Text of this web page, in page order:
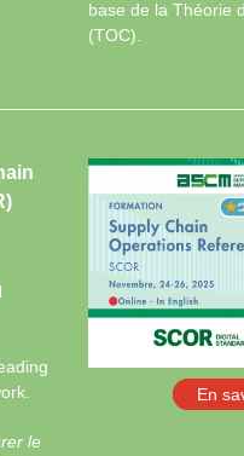
base de la Théorie
(TOC).
le
En